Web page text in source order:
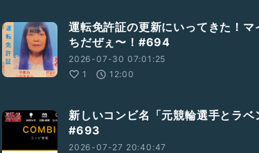
運転免許証の更新にいってきた！
ちだぜぇ〜！#694
2026-07-30 07:01:25
1
12:00
新しいコンビ名「元競輪選手とラベ
#693
2026-07-27 20:40:47